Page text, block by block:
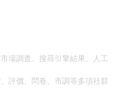
場調查、搜尋引擎結果、人工
評價、問卷、市調等多項社群